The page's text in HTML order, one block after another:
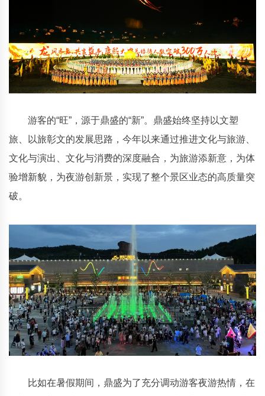
游客的“旺”，源于鼎盛的“新”。鼎盛始终坚持以文塑
旅、以旅彰文的发展思路，今年以来通过推进文化与旅游、
文化与演出、文化与消费的深度融合，为旅游添新意，为体
验增新貌，为夜游创新景，实现了整个景区业态的高质量突
破。
比如在暑假期间，鼎盛为了充分调动游客夜游热情，在